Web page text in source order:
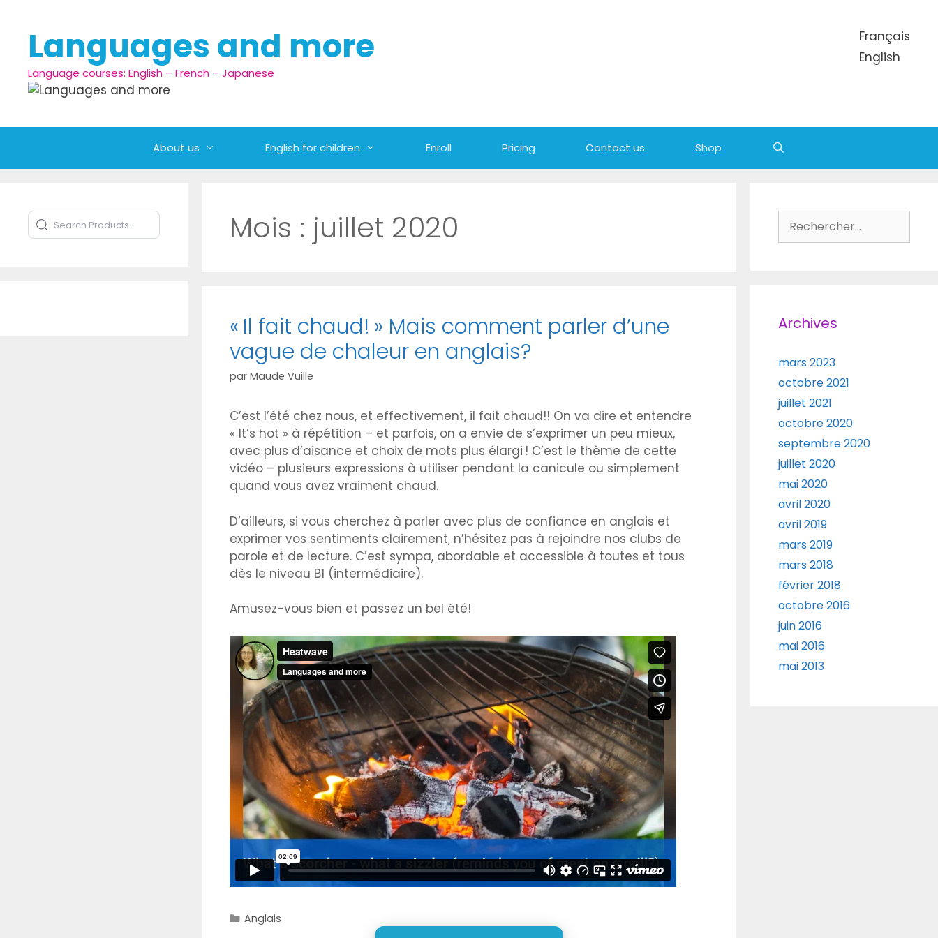
Français
English
Languages and more
Language courses: English – French – Japanese
About us English for children Enroll Pricing Contact us Shop
Mois : juillet 2020
« Il fait chaud! » Mais comment parler d’une
vague de chaleur en anglais?
par Maude Vuille
C’est l’été chez nous, et effectivement, il fait chaud!! On va dire et entendre
« It’s hot » à répétition – et parfois, on a envie de s’exprimer un peu mieux,
avec plus d’aisance et choix de mots plus élargi ! C’est le thème de cette
vidéo – plusieurs expressions à utiliser pendant la canicule ou simplement
quand vous avez vraiment chaud.
D’ailleurs, si vous cherchez à parler avec plus de confiance en anglais et
exprimer vos sentiments clairement, n’hésitez pas à rejoindre nos clubs de
parole et de lecture. C’est sympa, abordable et accessible à toutes et tous
dès le niveau B1 (intermédiaire).
Amusez-vous bien et passez un bel été!
Catégories
Anglais
Search Products
Type to search products Rechercher :
Archives
mars 2023
octobre 2021
juillet 2021
octobre 2020
septembre 2020
juillet 2020
mai 2020
avril 2020
avril 2019
mars 2019
mars 2018
février 2018
octobre 2016
juin 2016
mai 2016
mai 2013